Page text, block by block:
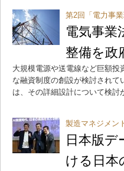
第2回「電力事
電気事
整備を政
大規模電源や送電線など巨額
な融資制度の創設が検討され
は、その詳細設計について検討
製造マネジメン
日本版
ける日本